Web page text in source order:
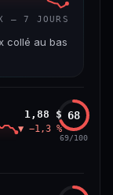
— 7 JOURS
collé au bas
1,88 $
▼ −1,3 %
68
69/100
84